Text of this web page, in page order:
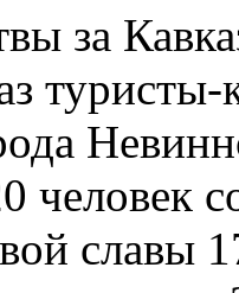
за
человек
славы